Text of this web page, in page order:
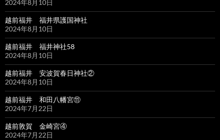
2024年8月10日
越前福井 福井県護国神社
2024年8月10日
越前福井 福井神社58
2024年8月10日
越前福井 安波賀春日神社②
2024年8月10日
越前福井 和田八幡宮⑪
2024年7月22日
越前敦賀 金崎宮④
2024年7月22日